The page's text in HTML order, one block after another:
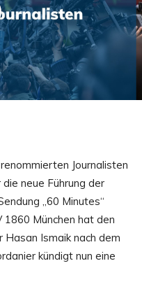
Journalisten
neue Führung der
„60 Minutes“
München hat den
Ismaik nach dem
kündigt nun eine